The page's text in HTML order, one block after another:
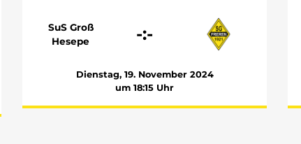
SuS Groß
Hesepe
-:-
Dienstag, 19. November 2024
um 18:15 Uhr